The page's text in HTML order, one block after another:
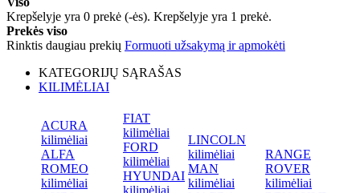
Krepšelyje yra 0 prekė (-ės). Krepšelyje yra 1 prekė.
Prekės viso
Rinktis daugiau prekių Formuoti užsakymą ir apmokėti
KATEGORIJŲ SĄRAŠAS
KILIMĖLIAI
ACURA
kilimėliai
ALFA
ROMEO
kilimėliai
FIAT
kilimėliai
FORD
kilimėliai
HYUNDAI
kilimėliai
LINCOLN
kilimėliai
MAN
kilimėliai
RANGE
ROVER
kilimėliai